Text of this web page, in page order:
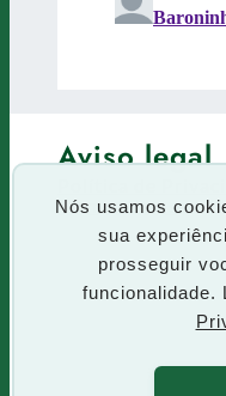
Nós usamos
sua
prosseguir
funcionalidade.
Aviso legal
Termos de uso